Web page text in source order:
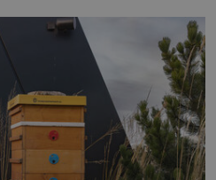
se hlídání týče. Dalo by se